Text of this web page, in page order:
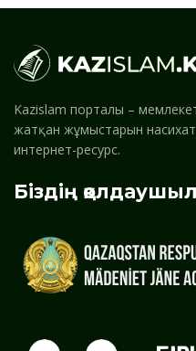
Kazislam порталы –
жатқан жұмыстарын
интернет-ресурс.
Біздің